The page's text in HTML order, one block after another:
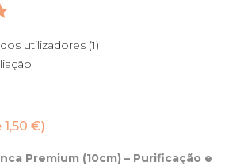
utilizadores (1)
€
Premium (10cm) – Purificação e